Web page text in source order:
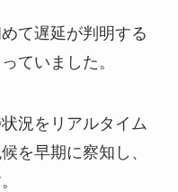
て遅延が判明する
ていました。
況をリアルタイム
を早期に察知し、